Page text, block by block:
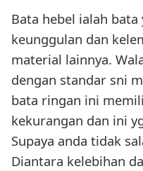
Bata hebel ialah
keunggulan dan
material lainnya.
dengan standar sni
bata ringan ini
kekurangan dan ini
Supaya anda tidak
Diantara kelebihan